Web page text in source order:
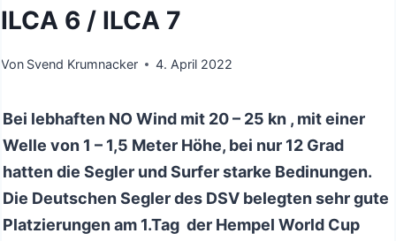
ILCA 6 / ILCA 7
Von Svend Krumnacker 4. April 2022
Bei lebhaften NO Wind mit 20 – 25 kn , mit einer
Welle von 1 – 1,5 Meter Höhe, bei nur 12 Grad
hatten die Segler und Surfer starke Bedinungen.
Die Deutschen Segler des DSV belegten sehr gute
Platzierungen am 1.Tag der Hempel World Cup